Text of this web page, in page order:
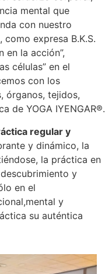
mental que
con nuestro
expresa B.K.S.
en la acción”,
células” en el
con los
órganos, tejidos,
de YOGA IYENGAR®.
regular y
y dinámico, la
la práctica en
y
en el
y
su auténtica